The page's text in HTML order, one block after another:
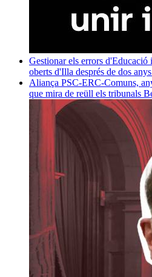
Gestionar els errors
oberts d'Illa després de dos
Aliança PSC-ERC-Comuns,
que mira de reüll els tribunals